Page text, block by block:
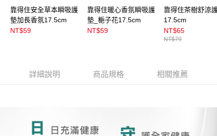
付款後門市自取
每筆NT$100，滿NT$399(含以上)免運費
靠得住安全草本瞬吸護
墊加長香氛17.5cm
NT$59
靠得住暖心香氛瞬吸護
墊_梔子花17.5cm
NT$59
靠得住茶樹舒涼
17.5cm
NT$65
NT$79
詳細說明 商品規格 相關推薦